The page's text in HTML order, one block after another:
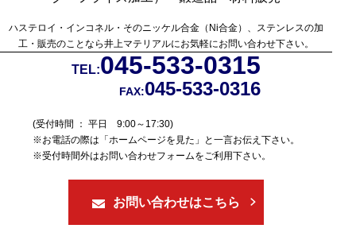
ハステロイ・インコネル・そのニッケル合金（Ni合金）、ステンレスの加
工・販売のことなら井上マテリアルにお気軽にお問い合わせ下さい。
TEL:045-533-0315
FAX:045-533-0316
(受付時間 ： 平日 9:00～17:30)
※お電話の際は「ホームページを見た」と一言お伝え下さい。
※受付時間外はお問い合わせフォームをご利用下さい。
お問い合わせはこちら